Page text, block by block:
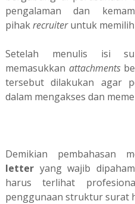
pengalaman dan
pihakrecruiteruntuk
Setelah menulis isi
memasukkan attachments
tersebut dilakukan agar
dalam mengakses dan
Demikian pembahasan
letteryang wajib
harus terlihat
penggunaan struktur surat